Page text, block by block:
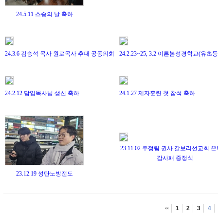
24.5.11 스승의 날 축하
24.3.6 김승석 목사 원로목사 추대 공동의회 24.2.23~25, 3.2 이른봄성경학교(유초
24.2.12 담임목사님 생신 축하 24.1.27 제자훈련 첫 참석 축하
23.12.19 성탄노방전도
23.11.02 주정림 권사 갈보리선교회 은
감사패 증정식
1 2 3 4